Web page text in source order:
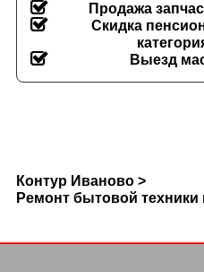
Продажа
Скидка
Выезд
Контур Иваново >
Ремонт бытовой техники